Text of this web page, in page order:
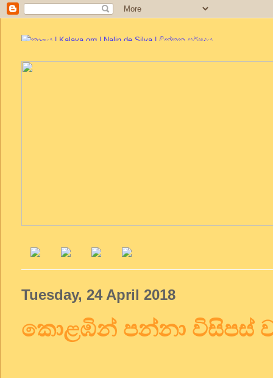
Tuesday, 24 April 2018
කොළඹින් පන්නා විසිපස්